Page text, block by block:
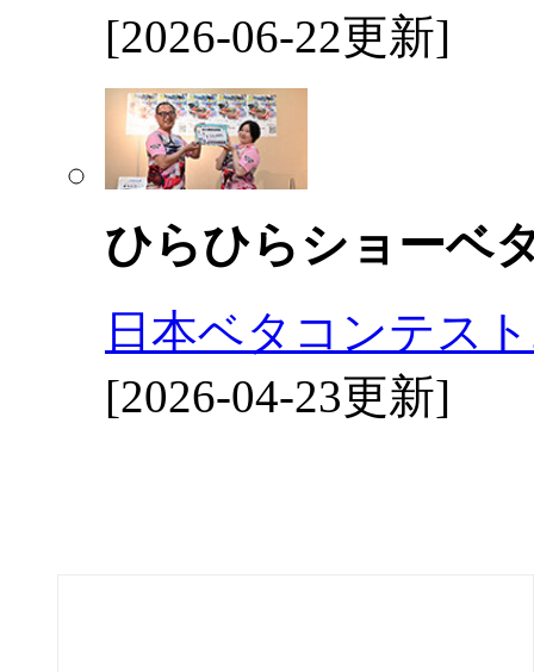
[2026-06-22更新]
ひらひらショーベ
日本ベタコンテス
[2026-04-23更新]